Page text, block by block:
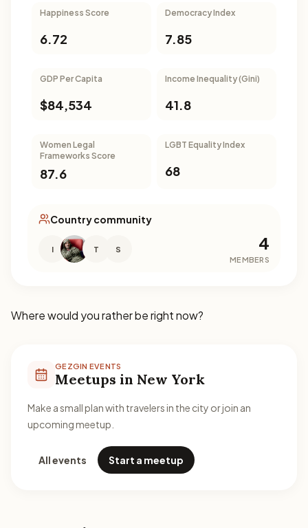
Happiness Score
6.72
Democracy Index
7.85
GDP Per Capita
$84,534
Income Inequality (Gini)
41.8
Women Legal
Frameworks Score
87.6
LGBT Equality Index
68
Country community
I T S 4
MEMBERS
Where would you rather be right now?
GEZGIN EVENTS
Meetups in New York
Make a small plan with travelers in the city or join an
upcoming meetup.
All events Start a meetup